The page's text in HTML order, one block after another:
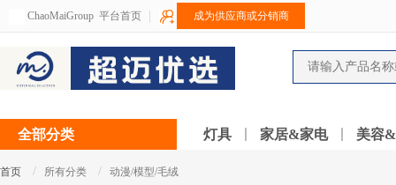
ChaoMaiGroup 平台首页 成为供应商或分销商
全部分类 灯具 家居&家电 美容
首页 / 所有分类 / 动漫/模型/毛绒